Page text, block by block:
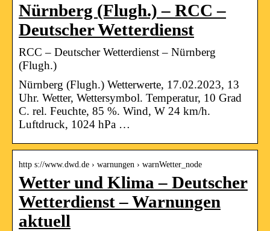
Nürnberg (Flugh.) – RCC –
Deutscher Wetterdienst
RCC – Deutscher Wetterdienst – Nürnberg
(Flugh.)
Nürnberg (Flugh.) Wetterwerte, 17.02.2023, 13
Uhr. Wetter, Wettersymbol. Temperatur, 10 Grad
C. rel. Feuchte, 85 %. Wind, W 24 km/h.
Luftdruck, 1024 hPa …
http s://www.dwd.de › warnungen › warnWetter_node
Wetter und Klima – Deutscher
Wetterdienst – Warnungen
aktuell